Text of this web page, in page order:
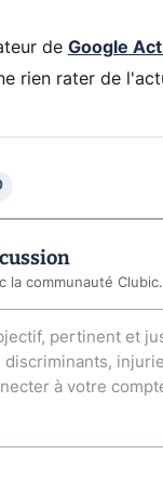
de Google
rien rater de
la communauté Clubic.